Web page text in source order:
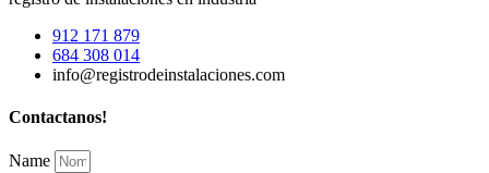
912 171 879
684 308 014
info@registrodeinstalaciones.com
Contactanos!
Name